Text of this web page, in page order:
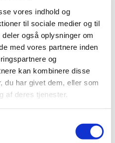
vores indhold og
til sociale medier og til
også oplysninger om
med vores partnere inden
og
kan kombinere disse
du har givet dem, eller som
af deres tjenester.